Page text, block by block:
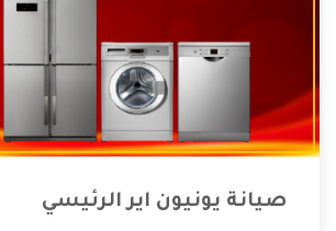
صيانة يونيون اير الرئيسي